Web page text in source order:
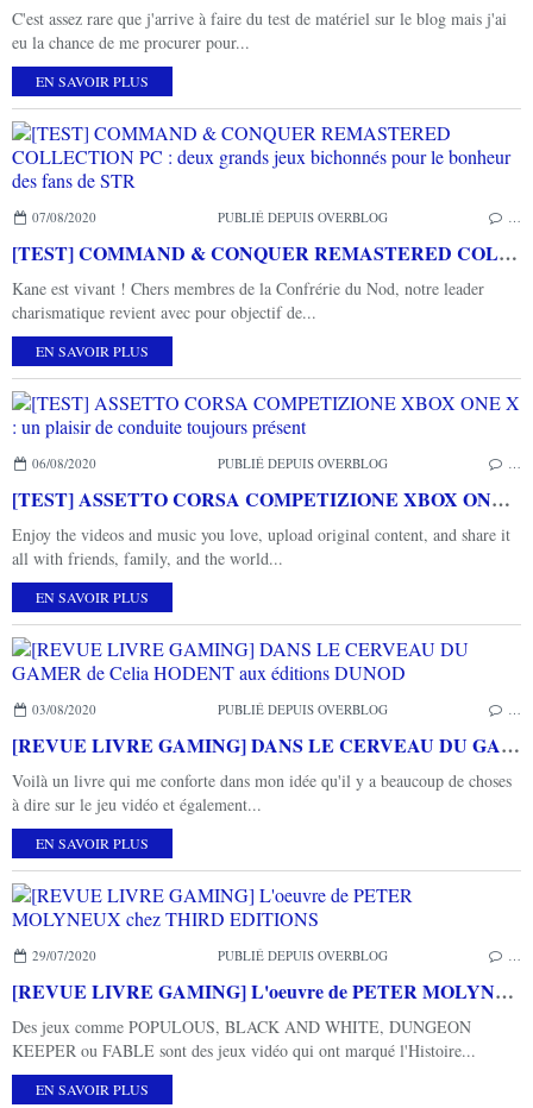
C'est assez rare que j'arrive à faire du test de matériel sur le blog mais j'ai
eu la chance de me procurer pour...
EN SAVOIR PLUS
07/08/2020 PUBLIÉ DEPUIS OVERBLOG
[TEST] COMMAND & CONQUER REMASTERED COLLECTION PC : deux grands jeux bichonnés pour le bonheur des fans de STR
Kane est vivant ! Chers membres de la Confrérie du Nod, notre leader
charismatique revient avec pour objectif de...
EN SAVOIR PLUS
06/08/2020 PUBLIÉ DEPUIS OVERBLOG
[TEST] ASSETTO CORSA COMPETIZIONE XBOX ONE X : un plaisir de conduite toujours présent
Enjoy the videos and music you love, upload original content, and share it
all with friends, family, and the world...
EN SAVOIR PLUS
03/08/2020 PUBLIÉ DEPUIS OVERBLOG
[REVUE LIVRE GAMING] DANS LE CERVEAU DU GAMER de Celia HODENT aux éditions DUNOD
Voilà un livre qui me conforte dans mon idée qu'il y a beaucoup de choses
à dire sur le jeu vidéo et également...
EN SAVOIR PLUS
29/07/2020 PUBLIÉ DEPUIS OVERBLOG
[REVUE LIVRE GAMING] L'oeuvre de PETER MOLYNEUX chez THIRD EDITIONS
Des jeux comme POPULOUS, BLACK AND WHITE, DUNGEON
KEEPER ou FABLE sont des jeux vidéo qui ont marqué l'Histoire...
EN SAVOIR PLUS